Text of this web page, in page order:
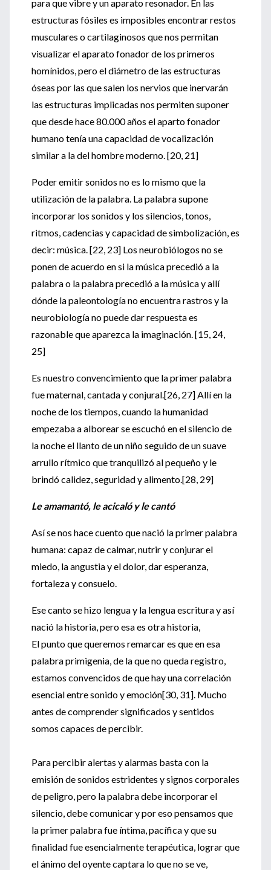
para que vibre y un aparato resonador. En las
estructuras fósiles es imposibles encontrar restos
musculares o cartilaginosos que nos permitan
visualizar el aparato fonador de los primeros
homínidos, pero el diámetro de las estructuras
óseas por las que salen los nervios que inervarán
las estructuras implicadas nos permiten suponer
que desde hace 80.000 años el aparto fonador
humano tenía una capacidad de vocalización
similar a la del hombre moderno. [20, 21]
Poder emitir sonidos no es lo mismo que la
utilización de la palabra. La palabra supone
incorporar los sonidos y los silencios, tonos,
ritmos, cadencias y capacidad de simbolización, es
decir: música. [22, 23] Los neurobiólogos no se
ponen de acuerdo en si la música precedió a la
palabra o la palabra precedió a la música y allí
dónde la paleontología no encuentra rastros y la
neurobiología no puede dar respuesta es
razonable que aparezca la imaginación. [15, 24,
25]
Es nuestro convencimiento que la primer palabra
fue maternal, cantada y conjural.[26, 27] Allí en la
noche de los tiempos, cuando la humanidad
empezaba a alborear se escuchó en el silencio de
la noche el llanto de un niño seguido de un suave
arrullo rítmico que tranquilizó al pequeño y le
brindó calidez, seguridad y alimento.[28, 29]
Le amamantó, le acicaló y le cantó
Así se nos hace cuento que nació la primer palabra
humana: capaz de calmar, nutrir y conjurar el
miedo, la angustia y el dolor, dar esperanza,
fortaleza y consuelo.
Ese canto se hizo lengua y la lengua escritura y así
nació la historia, pero esa es otra historia,
El punto que queremos remarcar es que en esa
palabra primigenia, de la que no queda registro,
estamos convencidos de que hay una correlación
esencial entre sonido y emoción[30, 31]. Mucho
antes de comprender significados y sentidos
somos capaces de percibir.
Para percibir alertas y alarmas basta con la
emisión de sonidos estridentes y signos corporales
de peligro, pero la palabra debe incorporar el
silencio, debe comunicar y por eso pensamos que
la primer palabra fue íntima, pacífica y que su
finalidad fue esencialmente terapéutica, lograr que
el ánimo del oyente captara lo que no se ve,